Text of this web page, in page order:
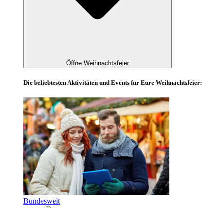
Öffne Weihnachtsfeier
Die beliebtesten Aktivitäten und Events für Eure Weihnachtsfeier:
Bundesweit